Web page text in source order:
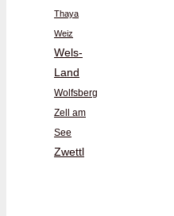
Thaya
Weiz
Wels-
Land
Wolfsberg
Zell am
See
Zwettl